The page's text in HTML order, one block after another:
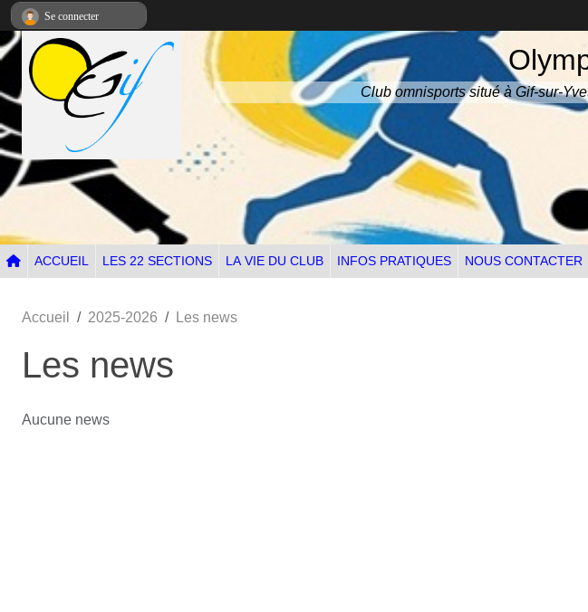
Club omnisports situé à Gif-sur-
ACCUEIL LES 22 SECTIONS LA VIE DU CLUB INFOS PRATIQUES NOUS CONTACTER
Accueil 2025-2026 Les news
Les news
Aucune news
Se connecter
Panneau de gestion des cookies